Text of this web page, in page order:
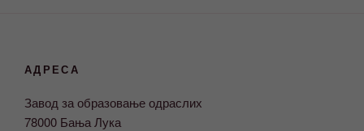
АДРЕСА
Завод за образовање одраслих
78000 Бања Лука